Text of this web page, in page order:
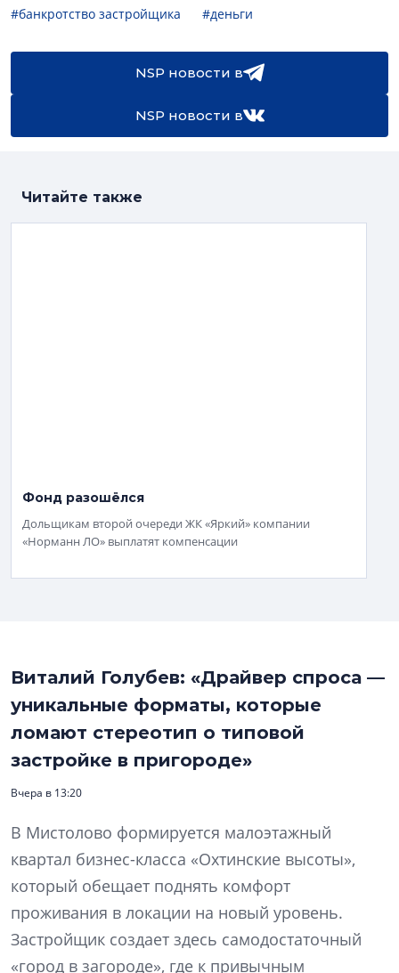
#банкротство застройщика
#деньги
NSP новости в
NSP новости в
Читайте также
Фонд разошёлся
Дольщикам второй очереди ЖК «Яркий» компании
«Норманн ЛО» выплатят компенсации
Виталий Голубев: «Драйвер спроса —
уникальные форматы, которые
ломают стереотип о типовой
застройке в пригороде»
Вчера в 13:20
В Мистолово формируется малоэтажный
квартал бизнес-класса «Охтинские высоты»,
который обещает поднять комфорт
проживания в локации на новый уровень.
Застройщик создает здесь самодостаточный
«город в загороде», где к привычным